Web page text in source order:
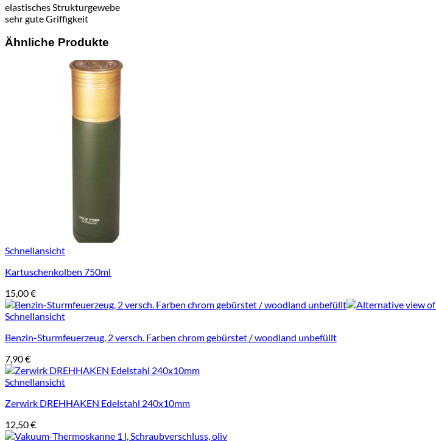
elastisches Strukturgewebe
sehr gute Griffigkeit
Ähnliche Produkte
Schnellansicht
Kartuschenkolben 750ml
15,00€
Schnellansicht
Benzin-Sturmfeuerzeug, 2 versch. Farben chrom gebürstet / woodland unbefüllt
7,90€
Schnellansicht
Zerwirk DREHHAKEN Edelstahl 240x10mm
12,50€